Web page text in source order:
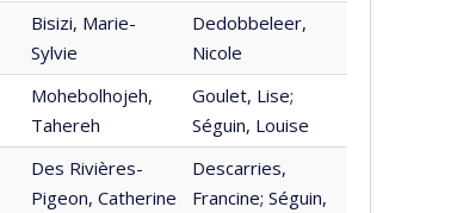
Bisizi, Marie-
Sylvie
Dedobbeleer,
Nicole
Mohebolhojeh,
Tahereh
Goulet, Lise;
Séguin, Louise
Des Rivières-
Pigeon, Catherine
Descarries,
Francine; Séguin,